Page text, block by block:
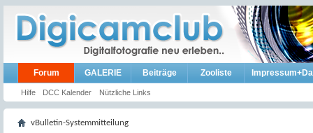
Forum
Hilfe DCC Kalender Nützliche Links
GALERIE Beiträge Zooliste
vBulletin-Systemmitteilung